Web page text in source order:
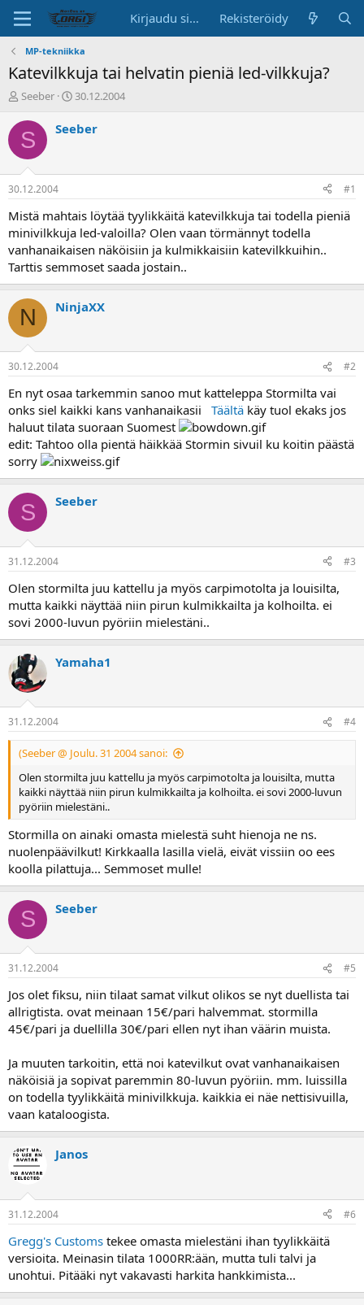
Kirjaudu sisään Rekisteröidy
MP-tekniikka
Katevilkkuja tai helvatin pieniä led-vilkkuja?
K
s
k
s
t
e
l
u
n
a
l
o
i
t
t
a
a
Seeber
A
o
p
ä
v
ä
30.12.2004
S Seeber
30.12.2004 #1
Mistä mahtais löytää tyylikkäitä katevilkkuja tai todella pieniä
minivilkkuja led-valoilla? Olen vaan törmännyt todella
vanhanaikaisen näköisiin ja kulmikkaisiin katevilkkuihin..
Tarttis semmoset saada jostain..
N NinjaXX
30.12.2004 #2
En nyt osaa tarkemmin sanoo mut katteleppa Stormilta vai
onks siel kaikki kans vanhanaikasii Täältä käy tuol ekaks jos
haluut tilata suoraan Suomest
edit: Tahtoo olla pientä häikkää Stormin sivuil ku koitin päästä
sorry
S Seeber
31.12.2004 #3
Olen stormilta juu kattellu ja myös carpimotolta ja louisilta,
mutta kaikki näyttää niin pirun kulmikkailta ja kolhoilta. ei
sovi 2000-luvun pyöriin mielestäni..
Yamaha1
31.12.2004 #4
(Seeber @ Joulu. 31 2004 sanoi:
Olen stormilta juu kattellu ja myös carpimotolta ja louisilta, mutta
kaikki näyttää niin pirun kulmikkailta ja kolhoilta. ei sovi 2000-luvun
pyöriin mielestäni..
Stormilla on ainaki omasta mielestä suht hienoja ne ns.
nuolenpäävilkut! Kirkkaalla lasilla vielä, eivät vissiin oo ees
koolla pilattuja... Semmoset mulle!
S Seeber
31.12.2004 #5
Jos olet fiksu, niin tilaat samat vilkut olikos se nyt duellista tai
allrigtista. ovat meinaan 15€/pari halvemmat. stormilla
45€/pari ja duellilla 30€/pari ellen nyt ihan väärin muista.
Ja muuten tarkoitin, että noi katevilkut ovat vanhanaikaisen
näköisiä ja sopivat paremmin 80-luvun pyöriin. mm. luissilla
on todella tyylikkäitä minivilkkuja. kaikkia ei näe nettisivuilla,
vaan kataloogista.
Janos
31.12.2004 #6
Gregg's Customs tekee omasta mielestäni ihan tyylikkäitä
versioita. Meinasin tilata 1000RR:ään, mutta tuli talvi ja
unohtui. Pitääki nyt vakavasti harkita hankkimista...